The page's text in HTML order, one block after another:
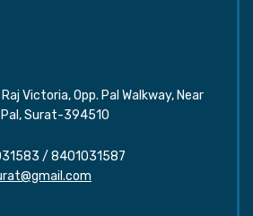
Victoria, Opp. Pal Walkway, Near
Pal, Surat-394510
/ 8401031587